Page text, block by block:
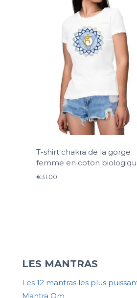
T-shirt chakra de la gorge
femme en coton
€31.00
LES MANTRAS
Les 12 mantras les plus
Mantra Om